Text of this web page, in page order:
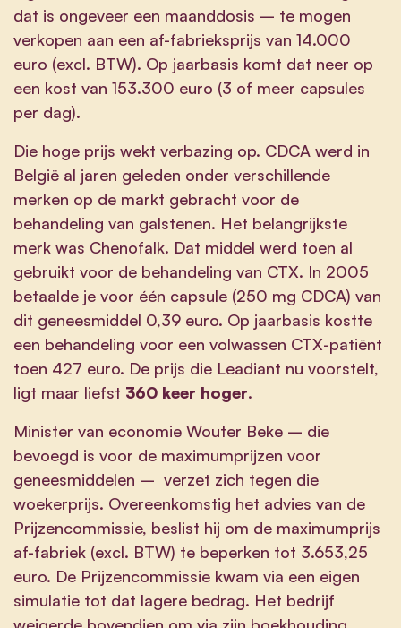
dat is ongeveer een maanddosis – te mogen
verkopen aan een af-fabrieksprijs van 14.000
euro (excl. BTW). Op jaarbasis komt dat neer op
een kost van 153.300 euro (3 of meer capsules
per dag).
Die hoge prijs wekt verbazing op. CDCA werd in
België al jaren geleden onder verschillende
merken op de markt gebracht voor de
behandeling van galstenen. Het belangrijkste
merk was Chenofalk. Dat middel werd toen al
gebruikt voor de behandeling van CTX. In 2005
betaalde je voor één capsule (250 mg CDCA) van
dit geneesmiddel 0,39 euro. Op jaarbasis kostte
een behandeling voor een volwassen CTX-patiënt
toen 427 euro. De prijs die Leadiant nu voorstelt,
ligt maar liefst 360 keer hoger.
Minister van economie Wouter Beke – die
bevoegd is voor de maximumprijzen voor
geneesmiddelen – verzet zich tegen die
woekerprijs. Overeenkomstig het advies van de
Prijzencommissie, beslist hij om de maximumprijs
af-fabriek (excl. BTW) te beperken tot 3.653,25
euro. De Prijzencommissie kwam via een eigen
simulatie tot dat lagere bedrag. Het bedrijf
weigerde bovendien om via zijn boekhouding